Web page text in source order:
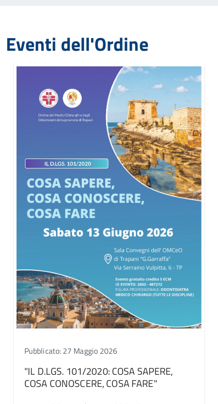
Eventi dell'Ordine
Pubblicato: 27 Maggio 2026
"IL D.LGS. 101/2020: COSA SAPERE,
COSA CONOSCERE, COSA FARE"